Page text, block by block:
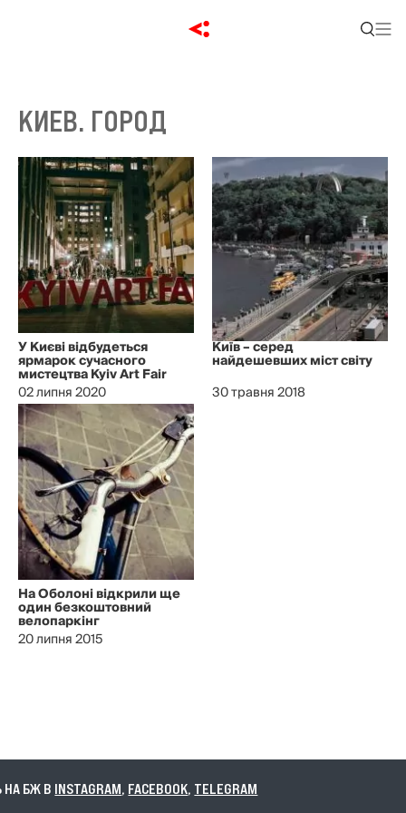
КИЕВ. ГОРОД
У Києві відбудеться
ярмарок сучасного
мистецтва Kyiv Art Fair
02 липня 2020
Київ – серед
найдешевших міст світу
30 травня 2018
На Оболоні відкрили ще
один безкоштовний
велопаркінг
20 липня 2015
БЖ В INSTAGRAM,FACEBOOK,TELEGRAM